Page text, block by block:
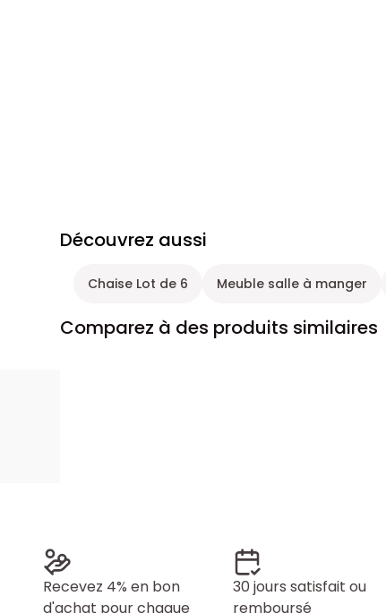
Découvrez aussi
Chaise Lot de 6 Meuble salle à manger
Comparez à des produits similaires
Recevez 4% en bon
d'achat pour chaque
30 jours satisfait ou
remboursé